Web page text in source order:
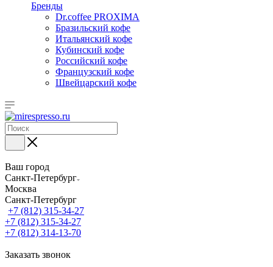
Бренды
Dr.coffee PROXIMA
Бразильский кофе
Итальянский кофе
Кубинский кофе
Российский кофе
Французский кофе
Швейцарский кофе
Ваш город
Санкт-Петербург
Москва
Санкт-Петербург
+7 (812) 315-34-27
+7 (812) 315-34-27
+7 (812) 314-13-70
Заказать звонок